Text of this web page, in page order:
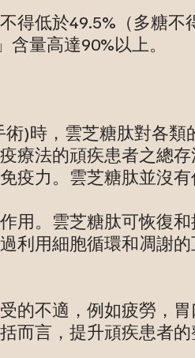
得低於49.5%（多糖
量高達90%以上。
)時，雲芝糖肽對各類
療法的頑疾患者之總
疫力。雲芝糖肽並沒有
用。雲芝糖肽可恢復
利用細胞循環和凋謝
的不適，例如疲勞，
而言，提升頑疾患者的